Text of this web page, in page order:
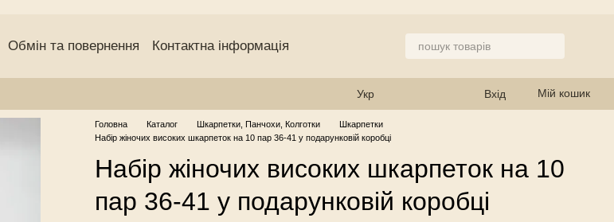
Обмін та повернення
Контактна інформація
Укр Вхід Мій кошик
Головна Каталог Шкарпетки, Панчохи, Колготки
Шкарпетки
Набір жіночих високих шкарпеток на 10 пар 36-41 у подарунковій коробці
Набір жіночих високих шкарпеток на 10
пар 36-41 у подарунковій коробці